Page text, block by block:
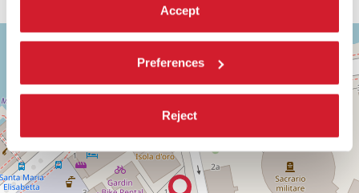
Accept
Preferences
Reject
ASTRA
Corfù,
9
30126
Lido
di
Venezia
(VE)
+